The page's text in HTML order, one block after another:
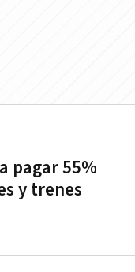
pagar 55%
y trenes